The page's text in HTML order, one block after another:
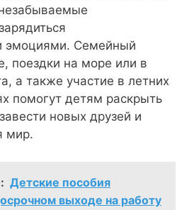
эмоциями. Семейный
поездки на море или в
а также участие в летних
помогут детям раскрыть
новых друзей и
мир.
Детские пособия
выходе на работу